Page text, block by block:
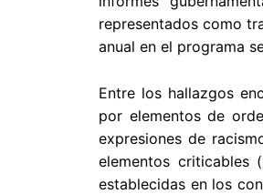
representados como
anual en el programa
Entre los hallazgos
por elementos de
expresiones de
elementos criticables
establecidas en los